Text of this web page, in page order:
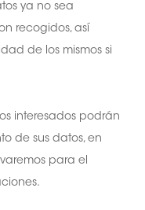
ya no sea
recogidos, así
de los mismos si
interesados podrán
de sus datos, en
para el